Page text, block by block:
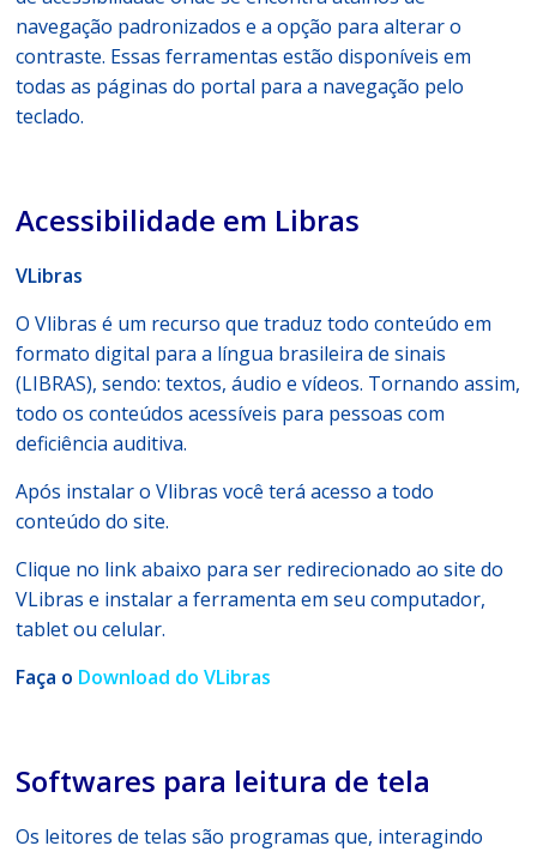
navegação padronizados e a opção para alterar o
contraste. Essas ferramentas estão disponíveis em
todas as páginas do portal para a navegação pelo
teclado.
Acessibilidade em Libras
VLibras
O Vlibras é um recurso que traduz todo conteúdo em
formato digital para a língua brasileira de sinais
(LIBRAS), sendo: textos, áudio e vídeos. Tornando assim,
todo os conteúdos acessíveis para pessoas com
deficiência auditiva.
Após instalar o Vlibras você terá acesso a todo
conteúdo do site.
Clique no link abaixo para ser redirecionado ao site do
VLibras e instalar a ferramenta em seu computador,
tablet ou celular.
Faça o Download do VLibras
Softwares para leitura de tela
Os leitores de telas são programas que, interagindo